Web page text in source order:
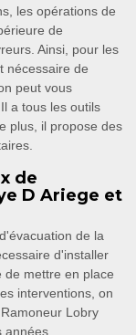
les opérations de
de
Ainsi, pour les
nécessaire de
peut vous
a tous les outils
plus, il propose des
de
D Ariege et
de la
d'installer
de mettre en place
interventions, on
Lobry
années